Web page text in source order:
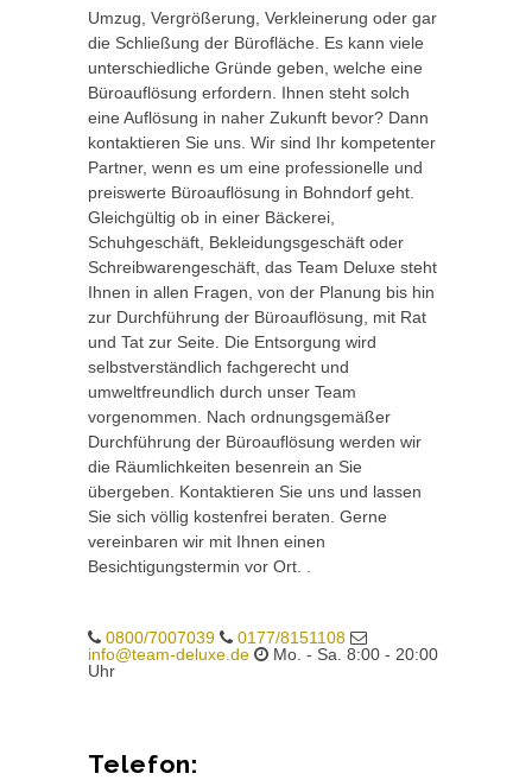
Umzug, Vergrößerung, Verkleinerung oder gar
die Schließung der Bürofläche. Es kann viele
unterschiedliche Gründe geben, welche eine
Büroauflösung erfordern. Ihnen steht solch
eine Auflösung in naher Zukunft bevor? Dann
kontaktieren Sie uns. Wir sind Ihr kompetenter
Partner, wenn es um eine professionelle und
preiswerte Büroauflösung in Bohndorf geht.
Gleichgültig ob in einer Bäckerei,
Schuhgeschäft, Bekleidungsgeschäft oder
Schreibwarengeschäft, das Team Deluxe steht
Ihnen in allen Fragen, von der Planung bis hin
zur Durchführung der Büroauflösung, mit Rat
und Tat zur Seite. Die Entsorgung wird
selbstverständlich fachgerecht und
umweltfreundlich durch unser Team
vorgenommen. Nach ordnungsgemäßer
Durchführung der Büroauflösung werden wir
die Räumlichkeiten besenrein an Sie
übergeben. Kontaktieren Sie uns und lassen
Sie sich völlig kostenfrei beraten. Gerne
vereinbaren wir mit Ihnen einen
Besichtigungstermin vor Ort. .
0800/7007039
0177/8151108
info@team-deluxe.de
Mo. - Sa. 8:00 - 20:00
Uhr
Telefon: